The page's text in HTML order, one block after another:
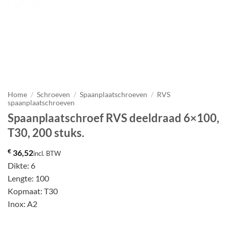
Home / Schroeven / Spaanplaatschroeven / RVS
spaanplaatschroeven
Spaanplaatschroef RVS deeldraad 6×100,
T30, 200 stuks.
€ 36,52incl. BTW
Dikte: 6
Lengte: 100
Kopmaat: T30
Inox: A2